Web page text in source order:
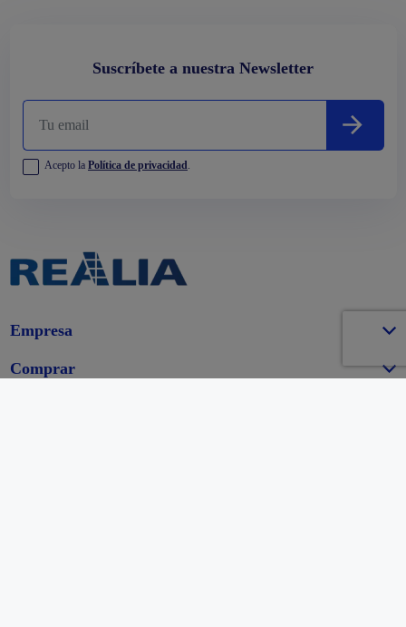
Suscríbete a nuestra Newsletter
Acepto la Política de privacidad
Empresa
Comprar